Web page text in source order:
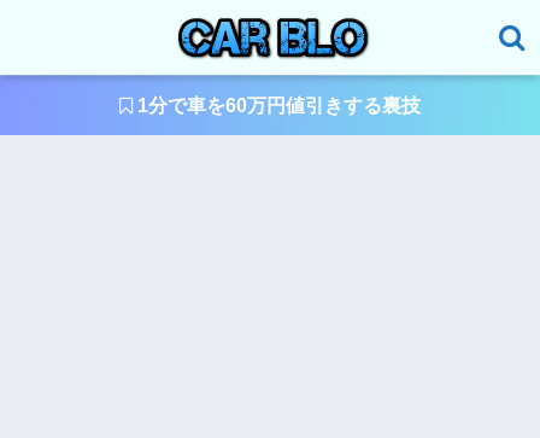
1分で車を60万円値引きする裏技